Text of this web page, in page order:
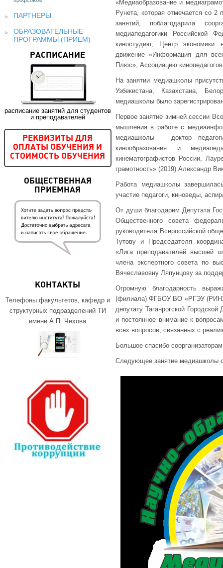
ПАРТНЕРЫ
ОБРАЗОВАТЕЛЬНЫЕ
ПРОГРАММЫ (ПРИЕМ)
РАСПИСАНИЕ
расписание занятий для студентов
и преподавателей
РЕКВИЗИТЫ ДЛЯ
ОПЛАТЫ ОБУЧЕНИЯ И
СТОИМОСТЬ ОБУЧЕНИЯ
ОБЩЕСТВЕННАЯ
ПРИЕМНАЯ
КОНТАКТЫ
Телефоны факультетов, кафедр и
структурных подразделений ТИ
имени А.П. Чехова
«Медиаобразование и
Рунета, которая отмечается со
занятий, поблагодарила
медиапедагогики Российской
киностудию, Центр
движение «Информация для
Плюс», Ассоциацию
На занятии медиашколы
Узбекистана, Казахстана,
медиашколы было
Первое занятие зимней сессии
мышления в работе с
медиашколы – доктор
кинообразования и
кинематографистов России,
грамотность» (2019) Александр
Работа медиашколы
участие педагоги, киноведы,
От души благодарим Депутата
Общественного совета
руководителя Всероссийской
Тутову и Председателя
«Лига преподавателей высшей
члена экспертного совета по
Вячеславовну Ляпунцову за
Огромную благодарность
(филиала) ФГБОУ ВО «РГЭУ
депутату Таганрогской
и постоянное внимание к
всех вопросов, связанных с
Большое спасибо
Следующее занятие медиашколы